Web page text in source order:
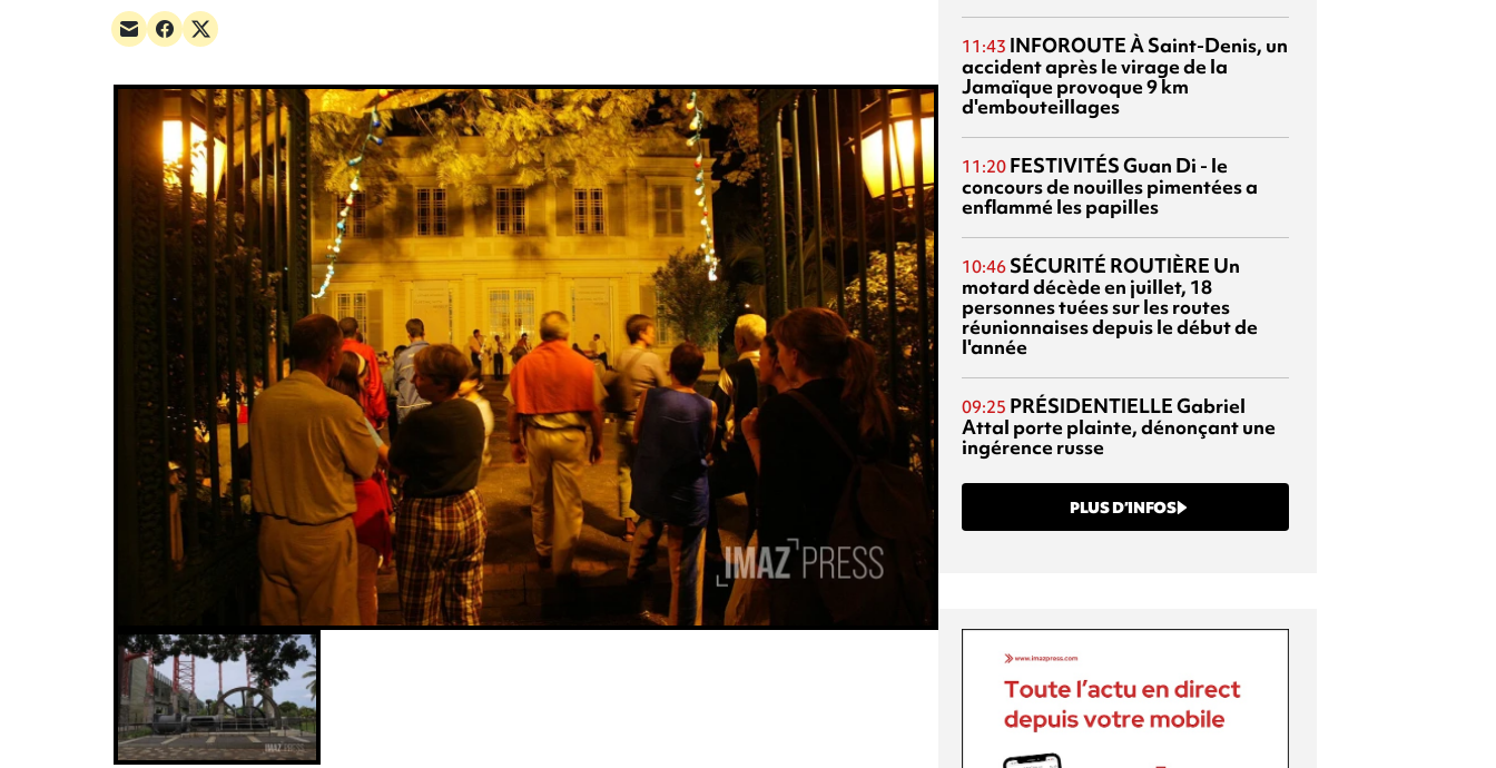
11:43 INFOROUTEÀ Saint-Denis, un
accident après le virage de la
Jamaïque provoque 9 km
d'embouteillages
11:20 FESTIVITÉSGuan Di - le
concours de nouilles pimentées a
enflammé les papilles
10:46 SÉCURITÉ ROUTIÈRE Un
motard décède en juillet, 18
personnes tuées sur les routes
réunionnaises depuis le début de
l'année
09:25 PRÉSIDENTIELLEGabriel
Attal porte plainte, dénonçant une
ingérence russe
PLUS D’INFOS